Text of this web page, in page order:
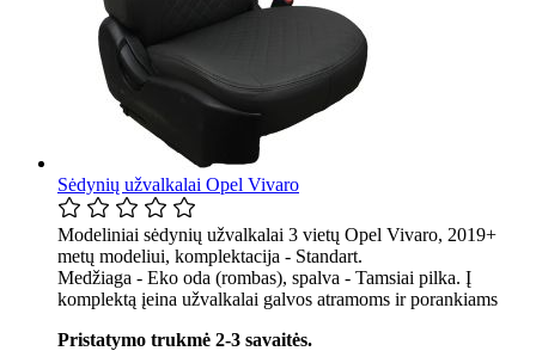
Sėdynių užvalkalai Opel Vivaro
Modeliniai sėdynių užvalkalai 3 vietų Opel Vivaro, 2019+
metų modeliui, komplektacija - Standart.
Medžiaga - Eko oda (rombas), spalva - Tamsiai pilka. Į
komplektą įeina užvalkalai galvos atramoms ir porankiams
Pristatymo trukmė 2-3 savaitės.